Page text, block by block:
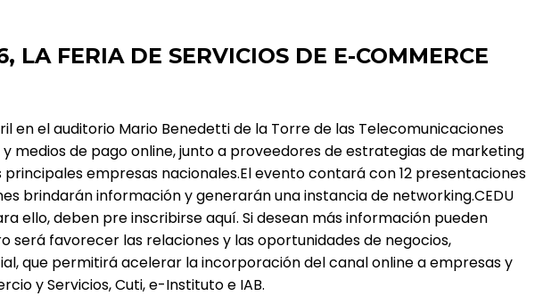
LA FERIA DE SERVICIOS DE E-COMMERCE
en el auditorio Mario Benedetti de la Torre de las Telecomunicaciones
de pago online, junto a proveedores de estrategias de marketing
empresas nacionales.El evento contará con 12 presentaciones
brindarán información y generarán una instancia de networking.CEDU
ello, deben pre inscribirse aquí. Si desean más información pueden
favorecer las relaciones y las oportunidades de negocios,
que permitirá acelerar la incorporación del canal online a empresas y
y Servicios, Cuti, e-Instituto e IAB.